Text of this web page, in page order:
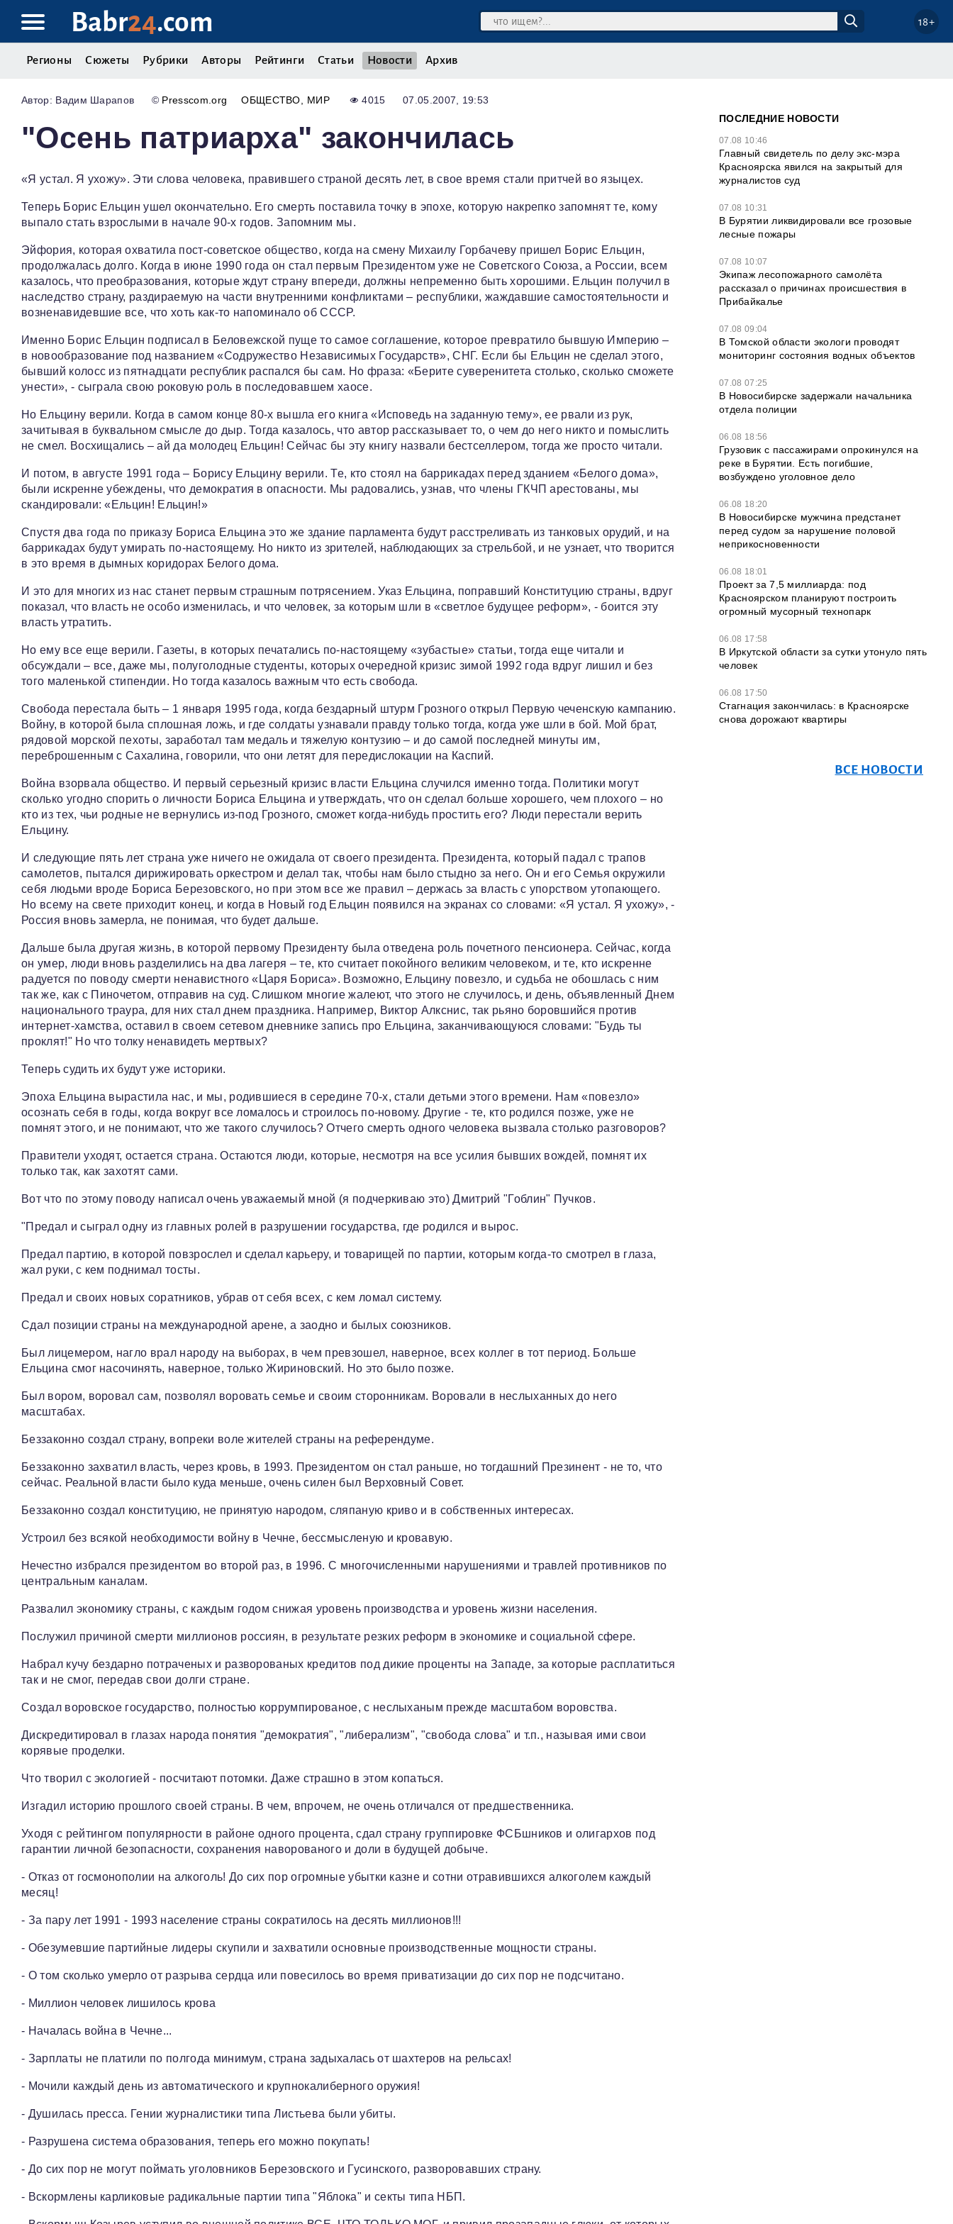
Babr24.com 18+
Регионы Сюжеты Рубрики Авторы Рейтинги Статьи Новости Архив
Вадим Шарапов © Presscom.org ОБЩЕСТВО МИР 4015 07.05.2007, 19:53
"Осень патриарха" закончилась
«Я устал. Я ухожу». Эти слова человека, правившего страной десять лет, в свое время стали притчей во языцех.
Теперь Борис Ельцин ушел окончательно. Его смерть поставила точку в эпохе, которую накрепко запомнят те, кому
выпало стать взрослыми в начале 90-х годов. Запомним мы.
Эйфория, которая охватила пост-советское общество, когда на смену Михаилу Горбачеву пришел Борис Ельцин,
продолжалась долго. Когда в июне 1990 года он стал первым Президентом уже не Советского Союза, а России, всем
казалось, что преобразования, которые ждут страну впереди, должны непременно быть хорошими. Ельцин получил в
наследство страну, раздираемую на части внутренними конфликтами – республики, жаждавшие самостоятельности и
возненавидевшие все, что хоть как-то напоминало об СССР.
Именно Борис Ельцин подписал в Беловежской пуще то самое соглашение, которое превратило бывшую Империю –
в новообразование под названием «Содружество Независимых Государств», СНГ. Если бы Ельцин не сделал этого,
бывший колосс из пятнадцати республик распался бы сам. Но фраза: «Берите суверенитета столько, сколько сможете
унести», - сыграла свою роковую роль в последовавшем хаосе.
Но Ельцину верили. Когда в самом конце 80-х вышла его книга «Исповедь на заданную тему», ее рвали из рук,
зачитывая в буквальном смысле до дыр. Тогда казалось, что автор рассказывает то, о чем до него никто и помыслить
не смел. Восхищались – ай да молодец Ельцин! Сейчас бы эту книгу назвали бестселлером, тогда же просто читали.
И потом, в августе 1991 года – Борису Ельцину верили. Те, кто стоял на баррикадах перед зданием «Белого дома»,
были искренне убеждены, что демократия в опасности. Мы радовались, узнав, что члены ГКЧП арестованы, мы
скандировали: «Ельцин! Ельцин!»
Спустя два года по приказу Бориса Ельцина это же здание парламента будут расстреливать из танковых орудий, и на
баррикадах будут умирать по-настоящему. Но никто из зрителей, наблюдающих за стрельбой, и не узнает, что творится
в это время в дымных коридорах Белого дома.
И это для многих из нас станет первым страшным потрясением. Указ Ельцина, поправший Конституцию страны, вдруг
показал, что власть не особо изменилась, и что человек, за которым шли в «светлое будущее реформ», - боится эту
власть утратить.
Но ему все еще верили. Газеты, в которых печатались по-настоящему «зубастые» статьи, тогда еще читали и
обсуждали – все, даже мы, полуголодные студенты, которых очередной кризис зимой 1992 года вдруг лишил и без
того маленькой стипендии. Но тогда казалось важным что есть свобода.
Свобода перестала быть – 1 января 1995 года, когда бездарный штурм Грозного открыл Первую чеченскую кампанию.
Войну, в которой была сплошная ложь, и где солдаты узнавали правду только тогда, когда уже шли в бой. Мой брат,
рядовой морской пехоты, заработал там медаль и тяжелую контузию – и до самой последней минуты им,
переброшенным с Сахалина, говорили, что они летят для передислокации на Каспий.
Война взорвала общество. И первый серьезный кризис власти Ельцина случился именно тогда. Политики могут
сколько угодно спорить о личности Бориса Ельцина и утверждать, что он сделал больше хорошего, чем плохого – но
кто из тех, чьи родные не вернулись из-под Грозного, сможет когда-нибудь простить его? Люди перестали верить
Ельцину.
И следующие пять лет страна уже ничего не ожидала от своего президента. Президента, который падал с трапов
самолетов, пытался дирижировать оркестром и делал так, чтобы нам было стыдно за него. Он и его Семья окружили
себя людьми вроде Бориса Березовского, но при этом все же правил – держась за власть с упорством утопающего.
Но всему на свете приходит конец, и когда в Новый год Ельцин появился на экранах со словами: «Я устал. Я ухожу», -
Россия вновь замерла, не понимая, что будет дальше.
Дальше была другая жизнь, в которой первому Президенту была отведена роль почетного пенсионера. Сейчас, когда
он умер, люди вновь разделились на два лагеря – те, кто считает покойного великим человеком, и те, кто искренне
радуется по поводу смерти ненавистного «Царя Бориса». Возможно, Ельцину повезло, и судьба не обошлась с ним
так же, как с Пиночетом, отправив на суд. Слишком многие жалеют, что этого не случилось, и день, объявленный Днем
национального траура, для них стал днем праздника. Например, Виктор Алкснис, так рьяно боровшийся против
интернет-хамства, оставил в своем сетевом дневнике запись про Ельцина, заканчивающуюся словами: "Будь ты
проклят!" Но что толку ненавидеть мертвых?
Теперь судить их будут уже историки.
Эпоха Ельцина вырастила нас, и мы, родившиеся в середине 70-х, стали детьми этого времени. Нам «повезло»
осознать себя в годы, когда вокруг все ломалось и строилось по-новому. Другие - те, кто родился позже, уже не
помнят этого, и не понимают, что же такого случилось? Отчего смерть одного человека вызвала столько разговоров?
Правители уходят, остается страна. Остаются люди, которые, несмотря на все усилия бывших вождей, помнят их
только так, как захотят сами.
Вот что по этому поводу написал очень уважаемый мной (я подчеркиваю это) Дмитрий "Гоблин" Пучков.
"Предал и сыграл одну из главных ролей в разрушении государства, где родился и вырос.
Предал партию, в которой повзрослел и сделал карьеру, и товарищей по партии, которым когда-то смотрел в глаза,
жал руки, с кем поднимал тосты.
Предал и своих новых соратников, убрав от себя всех, с кем ломал систему.
Сдал позиции страны на международной арене, а заодно и былых союзников.
Был лицемером, нагло врал народу на выборах, в чем превзошел, наверное, всех коллег в тот период. Больше
Ельцина смог насочинять, наверное, только Жириновский. Но это было позже.
Был вором, воровал сам, позволял воровать семье и своим сторонникам. Воровали в неслыханных до него
масштабах.
Беззаконно создал страну, вопреки воле жителей страны на референдуме.
Беззаконно захватил власть, через кровь, в 1993. Президентом он стал раньше, но тогдашний Презинент - не то, что
сейчас. Реальной власти было куда меньше, очень силен был Верховный Совет.
Беззаконно создал конституцию, не принятую народом, сляпаную криво и в собственных интересах.
Устроил без всякой необходимости войну в Чечне, бессмысленую и кровавую.
Нечестно избрался президентом во второй раз, в 1996. С многочисленными нарушениями и травлей противников по
центральным каналам.
Развалил экономику страны, с каждым годом снижая уровень производства и уровень жизни населения.
Послужил причиной смерти миллионов россиян, в результате резких реформ в экономике и социальной сфере.
Набрал кучу бездарно потраченых и разворованых кредитов под дикие проценты на Западе, за которые расплатиться
так и не смог, передав свои долги стране.
Создал воровское государство, полностью коррумпированое, с неслыханым прежде масштабом воровства.
Дискредитировал в глазах народа понятия "демократия", "либерализм", "свобода слова" и т.п., называя ими свои
корявые проделки.
Что творил с экологией - посчитают потомки. Даже страшно в этом копаться.
Изгадил историю прошлого своей страны. В чем, впрочем, не очень отличался от предшественника.
Уходя с рейтингом популярности в районе одного процента, сдал страну группировке ФСБшников и олигархов под
гарантии личной безопасности, сохранения наворованого и доли в будущей добыче.
- Отказ от госмонополии на алкоголь! До сих пор огромные убытки казне и сотни отравившихся алкоголем каждый
месяц!
- За пару лет 1991 - 1993 население страны сократилось на десять миллионов!!!
- Обезумевшие партийные лидеры скупили и захватили основные производственные мощности страны.
- О том сколько умерло от разрыва сердца или повесилось во время приватизации до сих пор не подсчитано.
- Миллион человек лишилось крова
- Началась война в Чечне...
- Зарплаты не платили по полгода минимум, страна задыхалась от шахтеров на рельсах!
- Мочили каждый день из автоматического и крупнокалиберного оружия!
- Душилась пресса. Гении журналистики типа Листьева были убиты.
- Разрушена система образования, теперь его можно покупать!
- До сих пор не могут поймать уголовников Березовского и Гусинского, разворовавших страну.
- Вскормлены карликовые радикальные партии типа "Яблока" и секты типа НБП.
ПОСЛЕДНИЕ НОВОСТИ
07.08 10:46
Главный свидетель по делу экс-мэра
Красноярска явился на закрытый для
журналистов суд
07.08 10:31
В Бурятии ликвидировали все грозовые
лесные пожары
07.08 10:07
Экипаж лесопожарного самолёта
рассказал о причинах происшествия в
Прибайкалье
07.08 09:04
В Томской области экологи проводят
мониторинг состояния водных объектов
07.08 07:25
В Новосибирске задержали начальника
отдела полиции
06.08 18:56
Грузовик с пассажирами опрокинулся на
реке в Бурятии. Есть погибшие,
возбуждено уголовное дело
06.08 18:20
В Новосибирске мужчина предстанет
перед судом за нарушение половой
неприкосновенности
06.08 18:01
Проект за 7,5 миллиарда: под
Красноярском планируют построить
огромный мусорный технопарк
06.08 17:58
В Иркутской области за сутки утонуло пять
человек
06.08 17:50
Стагнация закончилась: в Красноярске
снова дорожают квартиры
ВСЕ НОВОСТИ